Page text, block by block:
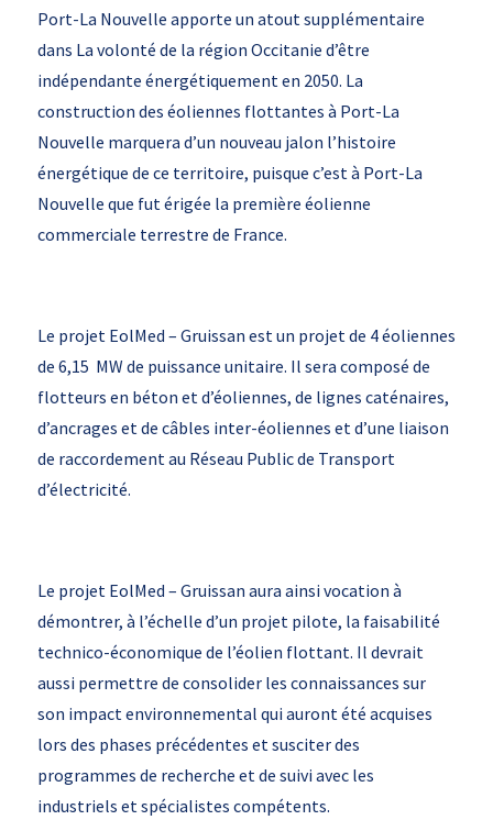
Port-La Nouvelle apporte un atout supplémentaire
dans La volonté de la région Occitanie d’être
indépendante énergétiquement en 2050. La
construction des éoliennes flottantes à Port-La
Nouvelle marquera d’un nouveau jalon l’histoire
énergétique de ce territoire, puisque c’est à Port-La
Nouvelle que fut érigée la première éolienne
commerciale terrestre de France.
Le projet EolMed – Gruissan est un projet de 4 éoliennes
de 6,15 MW de puissance unitaire. Il sera composé de
flotteurs en béton et d’éoliennes, de lignes caténaires,
d’ancrages et de câbles inter-éoliennes et d’une liaison
de raccordement au Réseau Public de Transport
d’électricité.
Le projet EolMed – Gruissan aura ainsi vocation à
démontrer, à l’échelle d’un projet pilote, la faisabilité
technico-économique de l’éolien flottant. Il devrait
aussi permettre de consolider les connaissances sur
son impact environnemental qui auront été acquises
lors des phases précédentes et susciter des
programmes de recherche et de suivi avec les
industriels et spécialistes compétents.